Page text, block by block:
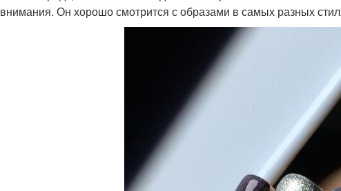
внимания. Он хорошо смотрится с образами в самых разных